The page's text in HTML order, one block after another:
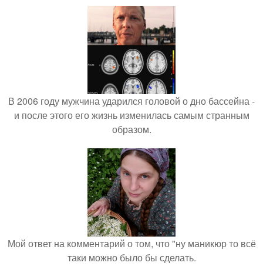
В 2006 году мужчина ударился головой о дно бассейна -
и после этого его жизнь изменилась самым странным
образом.
Мой ответ на комментарий о том, что "ну маникюр то всё
таки можно было бы сделать.